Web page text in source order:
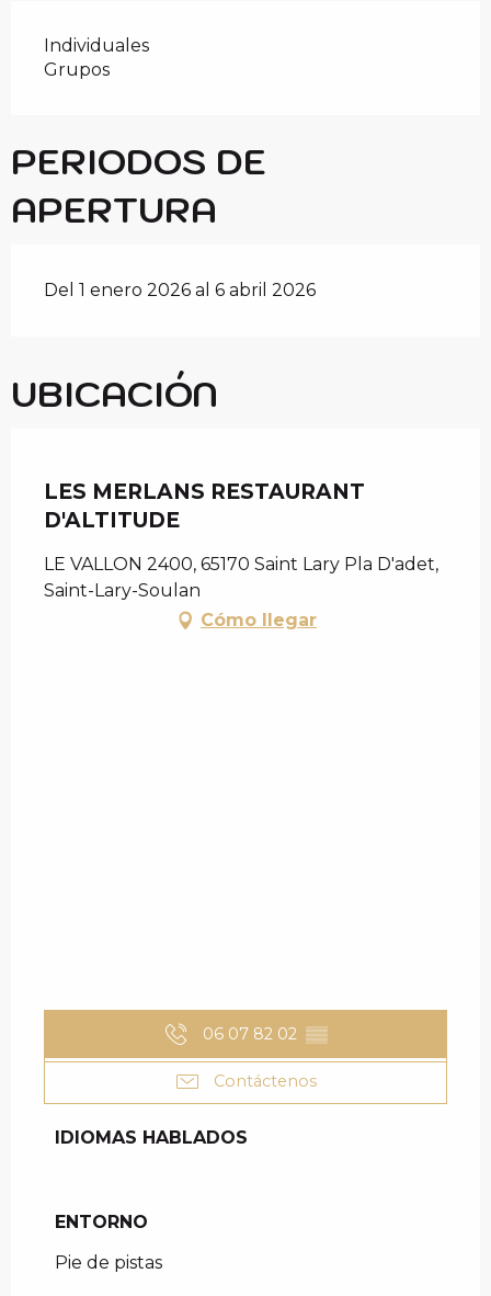
Individuales
Grupos
PERIODOS DE
APERTURA
Del 1 enero 2026 al 6 abril 2026
UBICACIÓN
LES MERLANS RESTAURANT
D'ALTITUDE
LE VALLON 2400, 65170 Saint Lary Pla D'adet,
Saint-Lary-Soulan
Cómo llegar
06 07 82 02 ▒▒
Contáctenos
IDIOMAS HABLADOS
IDIOMAS HABLADOS
ENTORNO
ENTORNO
Pie de pistas